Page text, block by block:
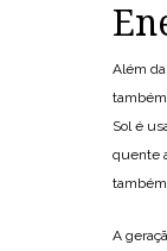
Além
Sol é
quente
A